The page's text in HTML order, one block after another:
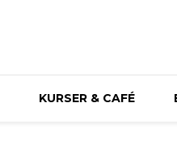
KURSER & CAFÉ